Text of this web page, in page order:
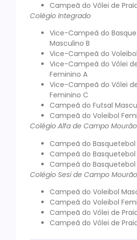
Campeã do Vôlei de
Colégio Integrado
Vice-Campeã do
Masculino B
Vice-Campeã do
Vice-Campeã do Vôlei
Feminino A
Vice-Campeã do Vôlei
Feminino C
Campeã do Futsal
Campeã do Voleibol
Colégio Alfa de Campo Mourão
Campeã do Basquetebol
Campeã do Basquetebol
Campeã do Basquetebol
Colégio Sesi de Campo Mourão
Campeã do Voleibol
Campeã do Voleibol
Campeã do Vôlei de
Campeã do Vôlei de